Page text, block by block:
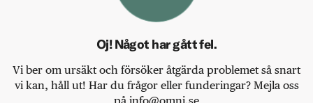
Oj! Något har gått fel.
Vi ber om ursäkt och försöker åtgärda problemet så snart
vi kan, håll ut! Har du frågor eller funderingar? Mejla oss